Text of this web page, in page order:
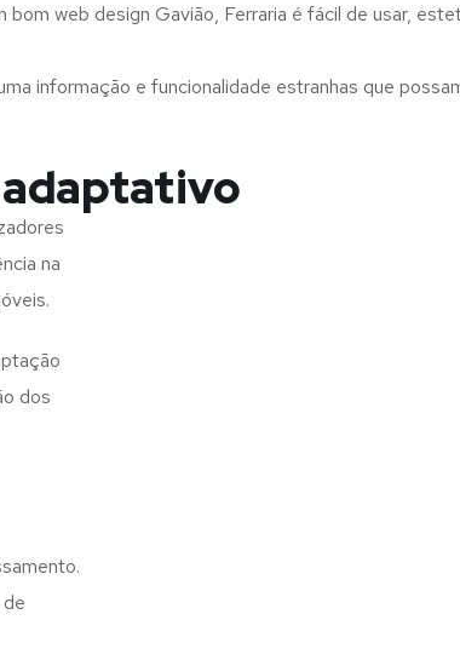
web design Gavião, Ferraria é fácil de usar,
informação e funcionalidade estranhas que
adaptativo
na
dos